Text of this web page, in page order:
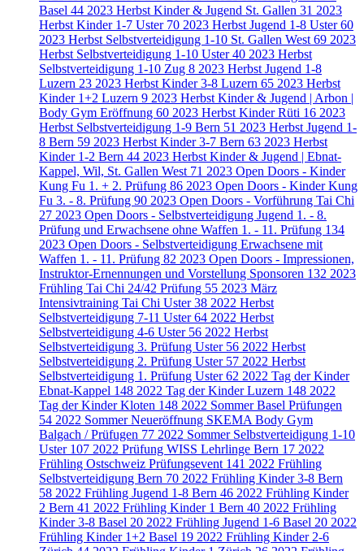
Basel 44 2023 Herbst Kinder & Jugend St. Gallen 31 2023
Herbst Kinder 1-7 Uster 70 2023 Herbst Jugend 1-8 Uster60
2023 Herbst Selbstverteidigung 1-10 St. Gallen West 69 2023
Herbst Selbstverteidigung 1-10 Uster40 2023 Herbst
Selbstverteidigung 1-10 Zug 8 2023 Herbst Jugend 1-8
Luzern 23 2023 Herbst Kinder 3-8 Luzern 65 2023 Herbst
Kinder 1+2 Luzern 9 2023 Herbst Kinder & Jugend | Arbon |
Body Gym Eröffnung 60 2023 Herbst Kinder Rüti 16 2023
Herbst Selbstverteidigung 1-9 Bern 51 2023 Herbst Jugend 1-
8 Bern 59 2023 Herbst Kinder 3-7 Bern 63 2023 Herbst
Kinder 1-2 Bern 44 2023 Herbst Kinder & Jugend | Ebnat-
Kappel, Wil, St. Gallen West 71 2023 Open Doors - Kinder
Kung Fu 1. + 2. Prüfung 86 2023 Open Doors - Kinder Kung
Fu 3. - 8. Prüfung 90 2023 Open Doors - Vorführung Tai Chi
27 2023 Open Doors - Selbstverteidigung Jugend 1. - 8.
Prüfung und Erwachsene ohne Waffen 1. - 11. Prüfung 134
2023 Open Doors - Selbstverteidigung Erwachsene mit
Waffen 1. - 11. Prüfung 82 2023 Open Doors - Impressionen,
Instruktor-Ernennungen und Vorstellung Sponsoren 132 2023
Frühling Tai Chi 24/42 Prüfung 55 2023 März
Intensivtraining Tai Chi Uster38 2022 Herbst
Selbstverteidigung 7-11 Uster64 2022 Herbst
Selbstverteidigung 4-6 Uster 56 2022 Herbst
Selbstverteidigung 3. Prüfung Uster 56 2022 Herbst
Selbstverteidigung 2. Prüfung Uster 57 2022 Herbst
Selbstverteidigung 1. Prüfung Uster62 2022 Tag der Kinder
Ebnat-Kappel 148 2022 Tag der Kinder Luzern 148 2022
Tag der Kinder Kloten 148 2022 Sommer Basel Prüfungen
54 2022 Sommer Neueröffnung SKEMA Body Gym
Balgach / Prüfugen 77 2022 Sommer Selbstverteidigung 1-10
Uster 107 2022 Prüfung WISS Lehrlinge Bern 17 2022
Frühling Ostschweiz Prüfungsevent 141 2022 Frühling
Selbstverteidigung Bern 70 2022 Frühling Kinder 3-8 Bern
58 2022 Frühling Jugend 1-8 Bern 46 2022 Frühling Kinder
2 Bern 41 2022 Frühling Kinder 1 Bern 40 2022 Frühling
Kinder 3-8 Basel 20 2022 Frühling Jugend 1-6 Basel 20 2022
Frühling Kinder 1+2 Basel 19 2022 Frühling Kinder 2-6